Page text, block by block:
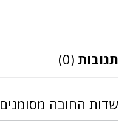
תגובות (0)
שדות החובה מסומנים